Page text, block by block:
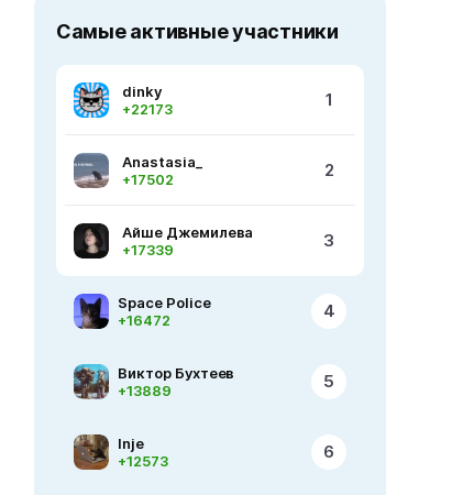
Самые активные участники
dinky
+22173
1
Anastasia_
+17502
2
Айше Джемилева
+17339
3
Space Police
+16472
4
Виктор Бухтеев
+13889
5
Inje
+12573
6